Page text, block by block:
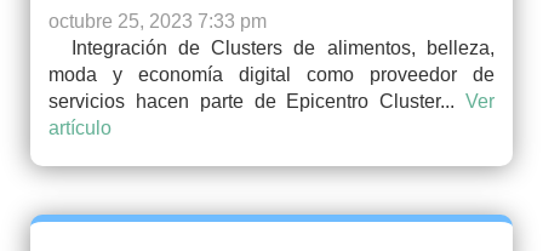
octubre 25, 2023 7:33 pm
Integración de Clusters de alimentos, belleza,
moda y economía digital como proveedor de
servicios hacen parte de Epicentro Cluster... Ver
artículo